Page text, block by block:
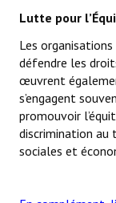
Lutte pour
Les
défendre les
œuvrent
s’engagent
promouvoir
discrimination au
sociales et